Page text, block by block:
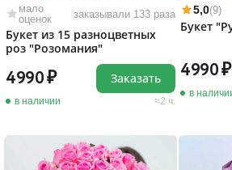
мало
оценок
заказывали 133 раза
Букет из 15 разноцветных
роз "Розомания"
4990
в наличии 2 ч.
Заказать
5,0(9)
Букет
4990
в